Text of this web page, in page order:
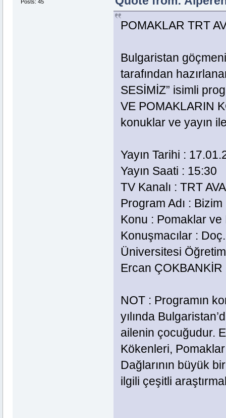
Posts: 45
POMAKLAR TRT
Bulgaristan
tarafından
SESİMİZ” isimli
VE POMAKLARIN
konuklar ve yayın
Yayın Tarihi :
Yayın Saati : 15:30
TV Kanalı : TRT
Program Adı :
Konu : Pomaklar ve
Konuşmacılar :
Üniversitesi
Ercan ÇOKBANKİR
NOT : Programın
yılında
ailenin çocuğudur.
Kökenleri,
Dağlarının büyük
ilgili çeşitli